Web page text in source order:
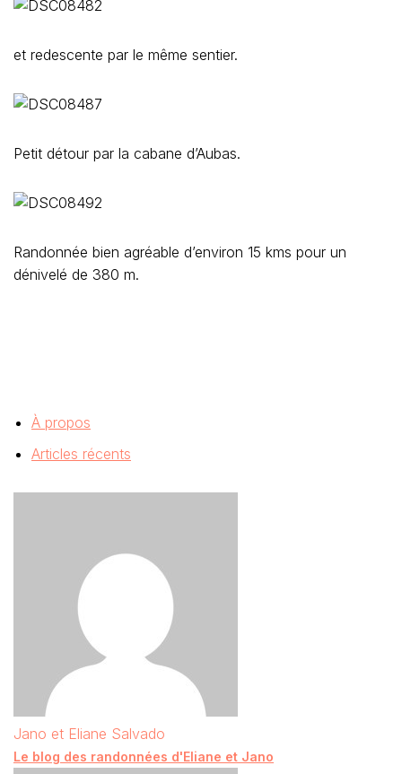
et redescente par le même sentier.
Petit détour par la cabane d’Aubas.
Randonnée bien agréable d’environ 15 kms pour un
dénivelé de 380 m.
À propos
Articles récents
Jano et Eliane Salvado
Le blog des randonnées d'Eliane et Jano